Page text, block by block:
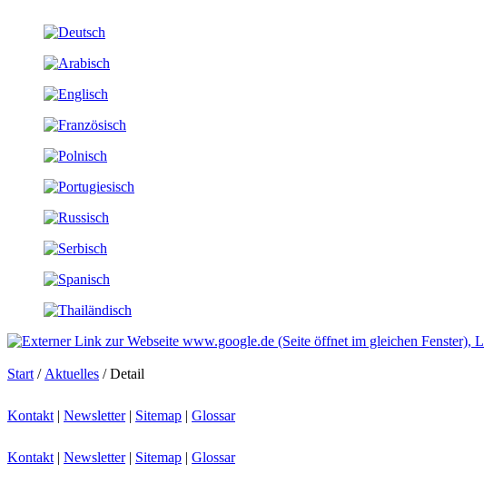
Start / Aktuelles / Detail
Kontakt | Newsletter| Sitemap | Glossar
Kontakt | Newsletter| Sitemap | Glossar